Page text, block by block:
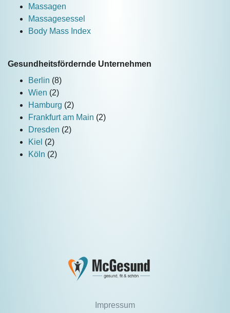
Massagen
Massagesessel
Body Mass Index
Gesundheitsfördernde Unternehmen
Berlin (8)
Wien (2)
Hamburg (2)
Frankfurt am Main (2)
Dresden (2)
Kiel (2)
Köln (2)
Impressum